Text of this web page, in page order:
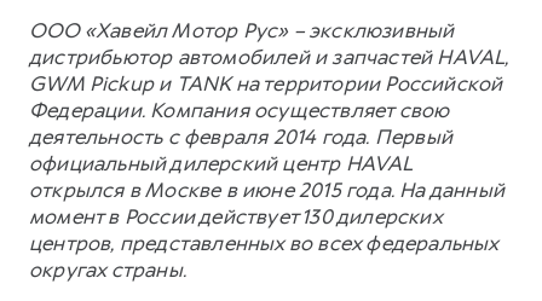
ООО «Хавейл Мотор Рус» – эксклюзивный
дистрибьютор автомобилей и запчастей HAVAL,
GWM Pickup и TANK на территории Российской
Федерации. Компания осуществляет свою
деятельность с февраля 2014 года. Первый
официальный дилерский центр HAVAL
открылся в Москве в июне 2015 года. На данный
момент в России действует 130 дилерских
центров, представленных во всех федеральных
округах страны.